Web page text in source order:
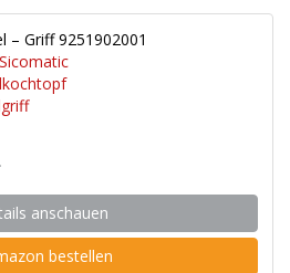
– Griff 9251902001
anschauen
bestellen